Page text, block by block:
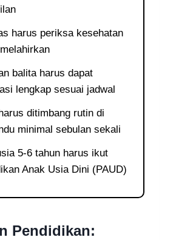
harus periksa kesehatan
balita harus dapat
lengkap sesuai jadwal
ditimbang rutin di
minimal sebulan sekali
5-6 tahun harus ikut
Anak Usia Dini (PAUD)
Pendidikan: